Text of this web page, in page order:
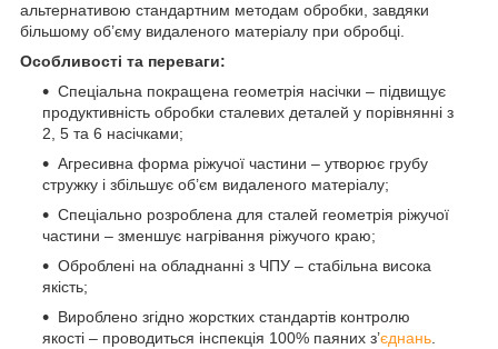
альтернативою стандартним методам обробки, завдяки
більшому об’єму видаленого матеріалу при обробці.
Особливості та переваги:
Спеціальна покращена геометрія насічки – підвищує
продуктивність обробки сталевих деталей у порівнянні з
2, 5 та 6 насічками;
Агресивна форма ріжучої частини – утворює грубу
стружку і збільшує об’єм видаленого матеріалу;
Спеціально розроблена для сталей геометрія ріжучої
частини – зменшує нагрівання ріжучого краю;
Оброблені на обладнанні з ЧПУ – стабільна висока
якість;
Вироблено згідно жорстких стандартів контролю
якості – проводиться інспекція 100% паяних з’єднань.